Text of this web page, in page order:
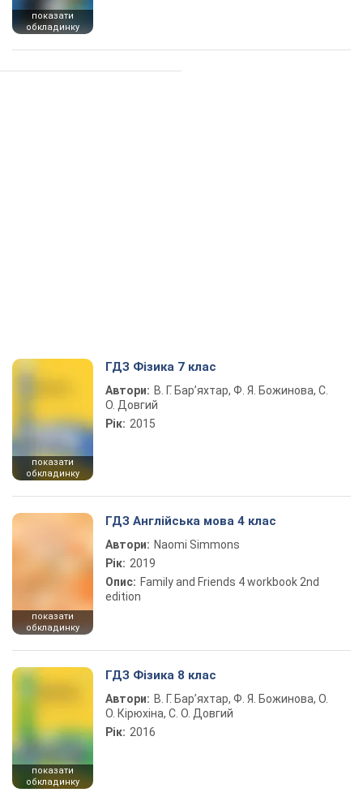
показати
обкладинку
показати
обкладинку
ГДЗ Фізика 7 клас
Автори: В. Г. Бар’яхтар, Ф. Я. Божинова, С.
О. Довгий
Рік: 2015
показати
обкладинку
ГДЗ Англійська мова 4 клас
Автори: Naomi Simmons
Рік: 2019
Опис: Family and Friends 4 workbook 2nd
edition
показати
обкладинку
ГДЗ Фізика 8 клас
Автори: В. Г. Бар’яхтар, Ф. Я. Божинова, О.
О. Кірюхіна, С. О. Довгий
Рік: 2016